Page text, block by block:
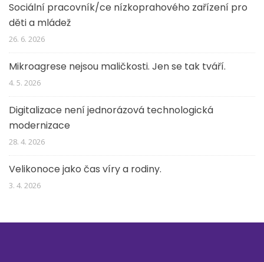
Sociální pracovník/ce nízkoprahového zařízení pro
děti a mládež
26. 6. 2026
Mikroagrese nejsou maličkosti. Jen se tak tváří.
4. 5. 2026
Digitalizace není jednorázová technologická
modernizace
28. 4. 2026
Velikonoce jako čas víry a rodiny.
3. 4. 2026